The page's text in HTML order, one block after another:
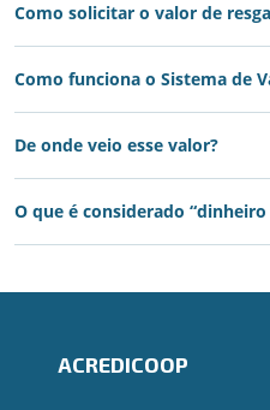
Como solicitar o valor de
Como funciona o Sistema de
De onde veio esse valor?
O que é considerado “dinheiro
ACREDICOOP